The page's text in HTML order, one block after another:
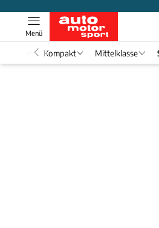
Menü
Kompakt Mittelklasse